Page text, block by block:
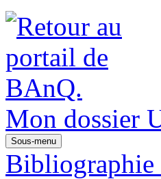
Mon dossier
Sous-menu
Bibliographie